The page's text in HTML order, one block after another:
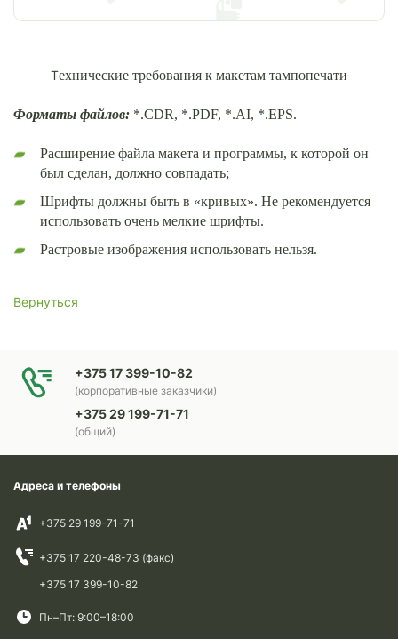
Технические требования к макетам тампопечати
Форматы файлов: *.CDR, *.PDF, *.AI, *.EPS.
Расширение файла макета и программы, к которой он
был сделан, должно совпадать;
Шрифты должны быть в «кривых». Не рекомендуется
использовать очень мелкие шрифты.
Растровые изображения использовать нельзя.
Вернуться
+375 17 399-10-82
(корпоративные заказчики)
+375 29 199-71-71
(общий)
Адреса и телефоны
+375 29 199-71-71
+375 17 220-48-73 (факс)
+375 17 399-10-82
Пн–Пт: 9:00–18:00